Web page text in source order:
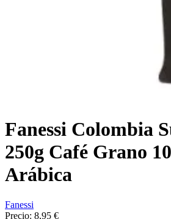
Fanessi Colombia
250g Café Grano
Arábica
Fanessi
Precio: 8,95 €